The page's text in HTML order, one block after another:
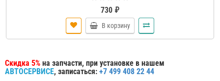
730 ₽
В корзину
Скидка 5% на запчасти, при установке в нашем
АВТОСЕРВИСЕ, записаться: +7 499 408 22 44